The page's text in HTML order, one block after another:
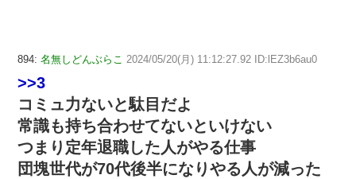
894: 名無しどんぶらこ 2024/05/20(月) 11:12:27.92 ID:lEZ3b6au0
>>3
コミュ力ないと駄目だよ
常識も持ち合わせてないといけない
つまり定年退職した人がやる仕事
団塊世代が70代後半になりやる人が減った